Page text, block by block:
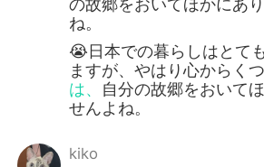
の故郷をおいてほかにあ
ね。
😭日本での暮らしはとて
ますが、やはり心からく
は、 自分の故郷をおいて
せんよね。
kiko